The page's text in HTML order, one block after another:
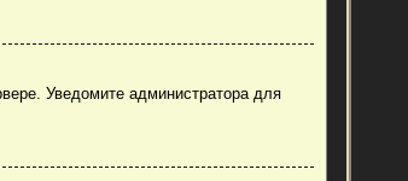
Уведомите администратора для